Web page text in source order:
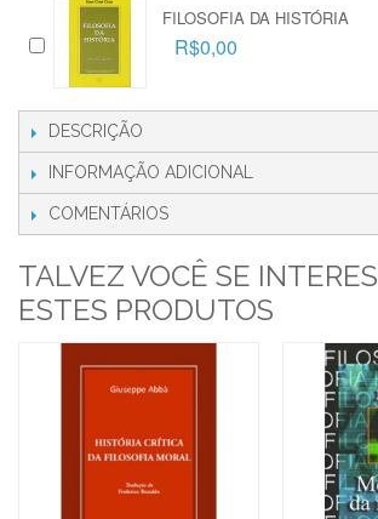
FILOSOFIA DA HISTÓRIA
R$0,00
DESCRIÇÃO
INFORMAÇÃO ADICIONAL
COMENTÁRIOS
TALVEZ VOCÊ SE
ESTES PRODUTOS